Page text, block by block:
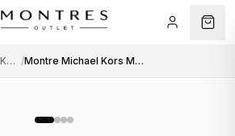
Montre Michael Kors femme / Montre Michael Kors MK5550 Chronographe en Acier Inoxydable Noir 45 mm